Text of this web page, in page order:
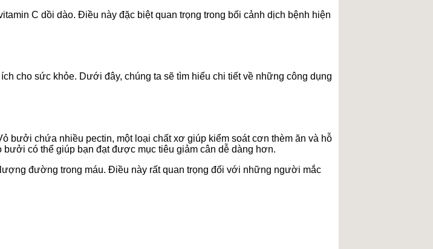
C dồi dào. Điều này đặc biệt quan trọng trong bối cảnh dịch bệnh hiện
cho sức khỏe. Dưới đây, chúng ta sẽ tìm hiểu chi tiết về những công dụng
bưởi chứa nhiều pectin, một loại chất xơ giúp kiểm soát cơn thèm ăn và hỗ
có thể giúp bạn đạt được mục tiêu giảm cân dễ dàng hơn.
đường trong máu. Điều này rất quan trọng đối với những người mắc